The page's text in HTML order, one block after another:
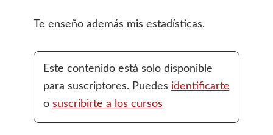
Te enseño además mis estadísticas.
Este contenido está solo disponible
para suscriptores. Puedes identificarte
o suscribirte a los cursos